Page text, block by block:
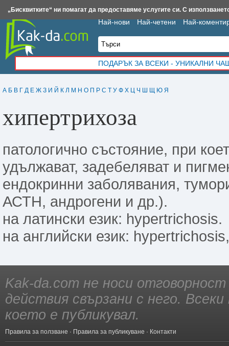
А Б В Г Д Е Ж З И Й К Л М Н О П Р С Т У Ф Х Ц Ч Ш Щ Ю Я
хипертрихоза
патологично състояние, при
удължават, задебеляват и
ендокринни заболявания,
АСТН, андрогени и др.).
на латински език: hypertrichosis.
на английски език:
Най-нови Най-четени Най-
ПОДАРЪК ЗА ВСЕКИ - УНИКАЛНИ
Insert.bg Framar.bg Kak-da.com Iztochnik.com BauBau.bg NewAge.bg
Kak-da.com не носи
действия свързани с него.
което е публикувал.
Правила за ползване · Правила за публикуване · Контакти
„Бисквитките“ ни помагат да предоставяме услугите си. С